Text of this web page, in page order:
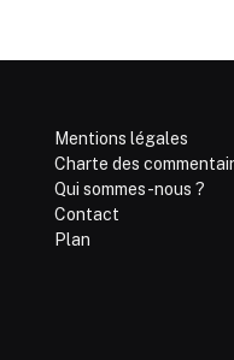
Mentions légales
Charte des
Qui sommes-nous ?
Contact
Plan